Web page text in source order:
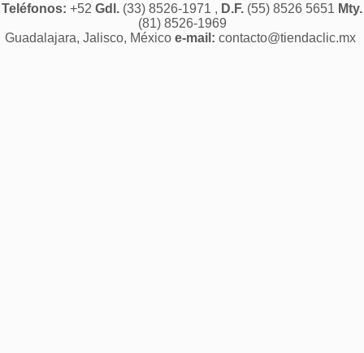
Teléfonos: +52 Gdl. (33) 8526-1971 , D.F. (55) 8526 5651 Mty.
(81) 8526-1969
Guadalajara, Jalisco, México e-mail: contacto@tiendaclic.mx